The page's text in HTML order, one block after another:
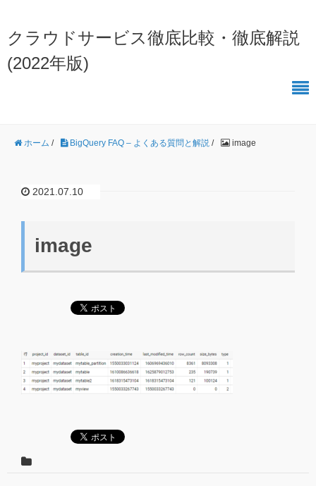
クラウドサービス徹底比較・徹底解説
(2022年版)
ホーム / BigQuery FAQ – よくある質問と解説 / image
2021.07.10
image